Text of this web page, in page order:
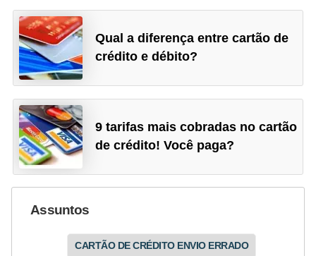
Qual a diferença entre cartão de
crédito e débito?
9 tarifas mais cobradas no cartão
de crédito! Você paga?
Assuntos
CARTÃO DE CRÉDITO ENVIO ERRADO